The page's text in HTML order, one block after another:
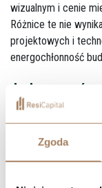
Zgoda
wizualnym i cenie
Różnice te nie
projektowych i
energochłonność
Jak